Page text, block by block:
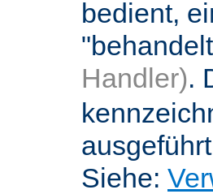
bedient,
Handler).
Siehe: